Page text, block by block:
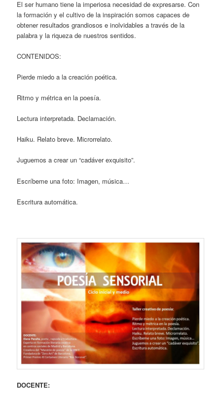
El ser humano tiene la imperiosa necesidad de expresarse. Con
la formación y el cultivo de la inspiración somos capaces de
obtener resultados grandiosos e inolvidables a través de la
palabra y la riqueza de nuestros sentidos.
CONTENIDOS:
Pierde miedo a la creación poética.
Ritmo y métrica en la poesía.
Lectura interpretada. Declamación.
Haiku. Relato breve. Microrrelato.
Juguemos a crear un “cadáver exquisito”.
Escríbeme una foto: Imagen, música…
Escritura automática.
DOCENTE: